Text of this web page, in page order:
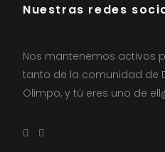
Nuestras redes
Nos mantenemos activos
tanto de la comunidad de
Olimpo, y tú eres uno de